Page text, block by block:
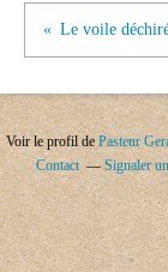
Le voile
Voir le profil dePasteur
Contact
Signaler